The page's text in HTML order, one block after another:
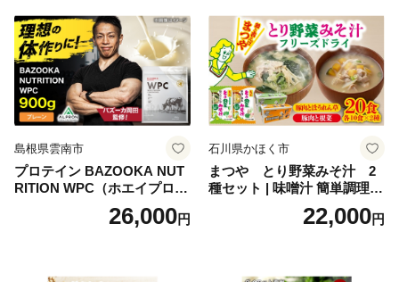
ち 本格おせち おせち予約 年
末 年始 お取り寄せ 新春 贅沢
おせち こだわりおせち 惣菜
老舗おせち ふるさと納税お
せち 御節 お節料理 正月 調理
不要 おせち料理2027
島根県雲南市
プロテイン BAZOOKA NUT
RITION WPC（ホエイプロテ
イン）＜プレーン＞ 900g｜
バズーカ岡田監修・植物由来
ロン [AIEN005]
26,000円
石川県かほく市
まつや とり野菜みそ汁 2
種セット | 味噌汁 簡単調理
お味噌 おみそ みそ とり野菜
時短料理 時短ごはん ご当地
22,000円